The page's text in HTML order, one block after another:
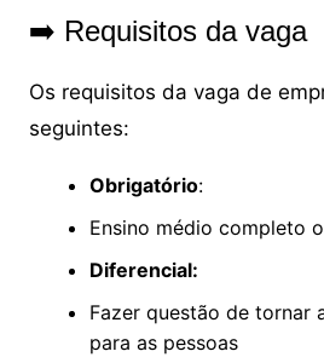
➡️ Requisitos da vaga
Os requisitos da vaga de
seguintes:
Obrigatório:
Ensino médio completo
Diferencial:
Fazer questão de tornar
para as pessoas